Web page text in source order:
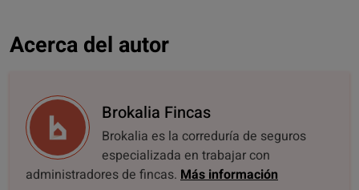
Acerca del autor
Brokalia Fincas
Brokalia es la correduría de seguros
especializada en trabajar con
administradores de fincas. Más información